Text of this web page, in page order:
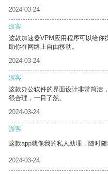
2024-03-24
游客
这款加速器VPM应用程序可以给你
助你在网络上自由移动。
2024-03-24
游客
这款办公软件的界面设计非常简洁
很合理，一目了然。
2024-03-24
游客
这款app就像我的私人助理，随时随
2024-03-24